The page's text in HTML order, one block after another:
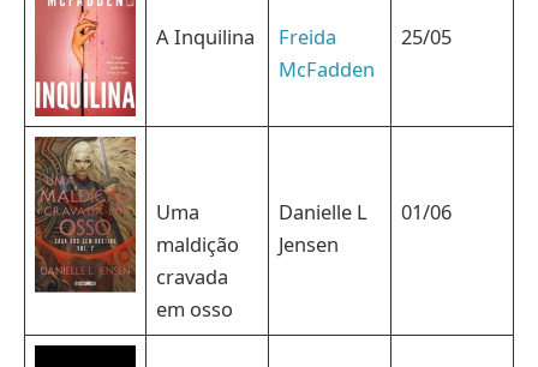
A Inquilina
Freida
McFadden
25/05
Uma
maldição
cravada
em osso
Danielle L
Jensen
01/06